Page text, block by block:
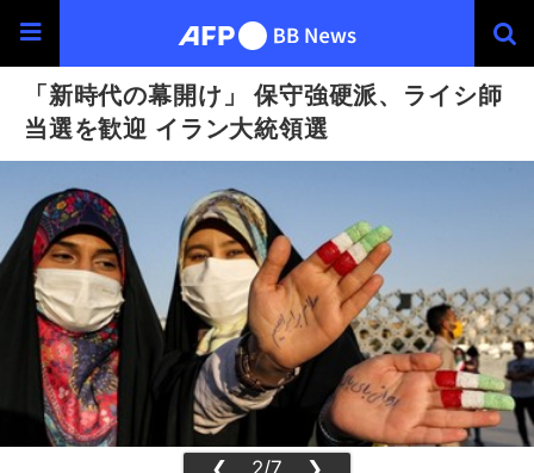
「新時代の幕開け」 保守強硬派、ライシ師
当選を歓迎 イラン大統領選
❮ 2/7 ❯